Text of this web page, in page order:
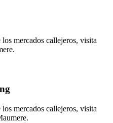
mercados callejeros, visita
mercados callejeros, visita